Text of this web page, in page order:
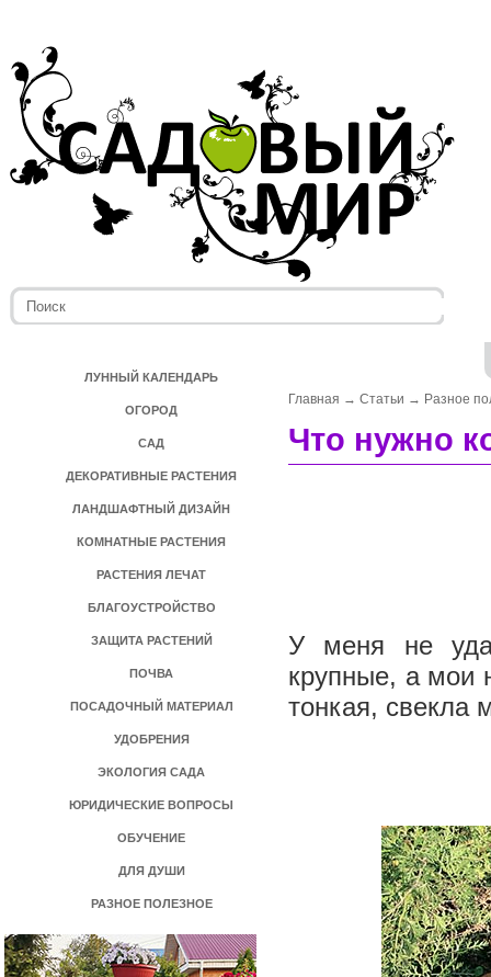
ЛУННЫЙ КАЛЕНДАРЬ
ОГОРОД
САД
ДЕКОРАТИВНЫЕ РАСТЕНИЯ
ЛАНДШАФТНЫЙ ДИЗАЙН
КОМНАТНЫЕ РАСТЕНИЯ
РАСТЕНИЯ ЛЕЧАТ
БЛАГОУСТРОЙСТВО
ЗАЩИТА РАСТЕНИЙ
ПОЧВА
ПОСАДОЧНЫЙ МАТЕРИАЛ
УДОБРЕНИЯ
ЭКОЛОГИЯ САДА
ЮРИДИЧЕСКИЕ ВОПРОСЫ
ОБУЧЕНИЕ
ДЛЯ ДУШИ
РАЗНОЕ ПОЛЕЗНОЕ
Главная → Статьи → Разное
Что нужно
У меня не
крупные, а мои
тонкая,